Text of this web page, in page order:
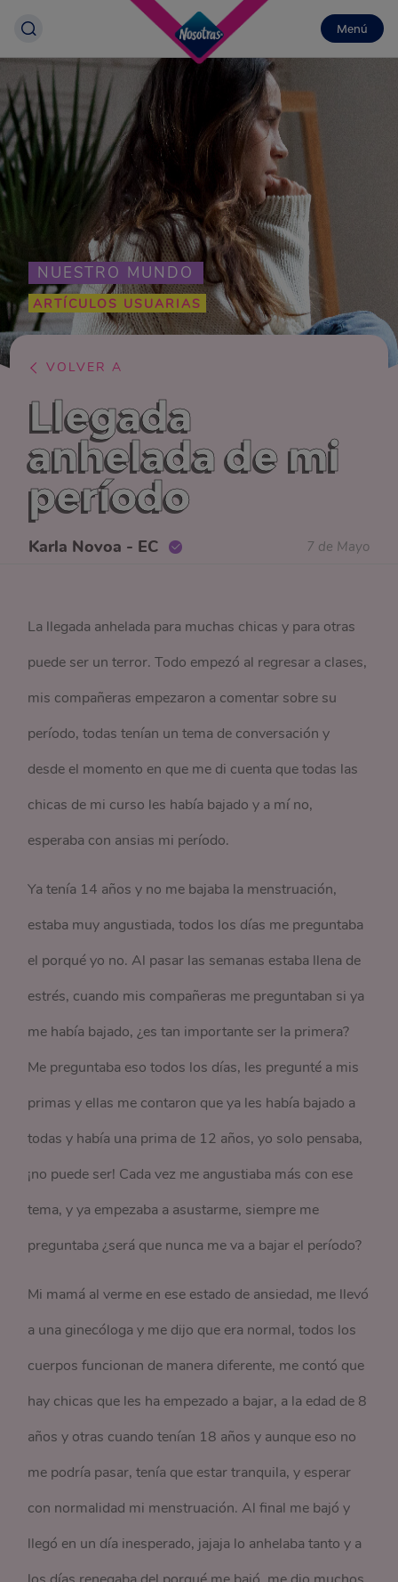
Menú
NUESTRO MUNDO
ARTÍCULOS USUARIAS
VOLVER A
Llegada
anhelada de mi
período
Karla Novoa - EC 7 de Mayo
La llegada anhelada para muchas chicas y para otras
puede ser un terror. Todo empezó al regresar a clases,
mis compañeras empezaron a comentar sobre su
período, todas tenían un tema de conversación y
desde el momento en que me di cuenta que todas las
chicas de mi curso les había bajado y a mí no,
esperaba con ansias mi período.
Ya tenía 14 años y no me bajaba la menstruación,
estaba muy angustiada, todos los días me preguntaba
el porqué yo no. Al pasar las semanas estaba llena de
estrés, cuando mis compañeras me preguntaban si ya
me había bajado, ¿es tan importante ser la primera?
Me preguntaba eso todos los días, les pregunté a mis
primas y ellas me contaron que ya les había bajado a
todas y había una prima de 12 años, yo solo pensaba,
¡no puede ser! Cada vez me angustiaba más con ese
tema, y ya empezaba a asustarme, siempre me
preguntaba ¿será que nunca me va a bajar el período?
Mi mamá al verme en ese estado de ansiedad, me llevó
a una ginecóloga y me dijo que era normal, todos los
cuerpos funcionan de manera diferente, me contó que
hay chicas que les ha empezado a bajar, a la edad de 8
años y otras cuando tenían 18 años y aunque eso no
me podría pasar, tenía que estar tranquila, y esperar
con normalidad mi menstruación. Al final me bajó y
llegó en un día inesperado, jajaja lo anhelaba tanto y a